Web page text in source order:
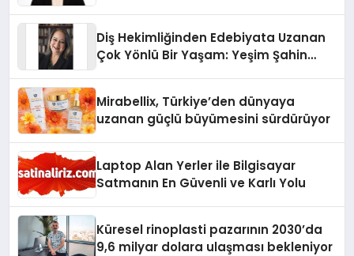
Diş Hekimliğinden Edebiyata Uzanan
Çok Yönlü Bir Yaşam: Yeşim Şahin
Mirabellix, Türkiye’den dünyaya
uzanan güçlü büyümesini sürdürüyor
Laptop Alan Yerler ile Bilgisayar
Satmanın En Güvenli ve Karlı Yolu
Küresel rinoplasti pazarının 2030’da
9,6 milyar dolara ulaşması bekleniyor